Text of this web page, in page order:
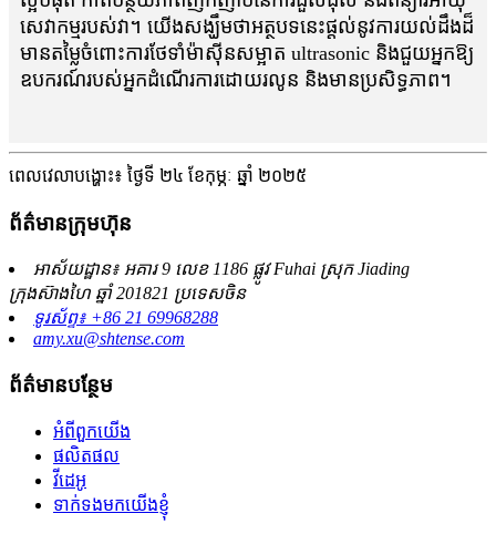
សេវាកម្មរបស់វា។ យើងសង្ឃឹមថាអត្ថបទនេះផ្តល់នូវការយល់ដឹងដ៏
មានតម្លៃចំពោះការថែទាំម៉ាស៊ីនសម្អាត ultrasonic និងជួយអ្នកឱ្យ
ឧបករណ៍របស់អ្នកដំណើរការដោយរលូន និងមានប្រសិទ្ធភាព។
ពេលវេលាបង្ហោះ៖ ថ្ងៃទី ២៤ ខែកុម្ភៈ ឆ្នាំ ២០២៥
ព័ត៌មានក្រុមហ៊ុន
អាស័យដ្ឋាន៖ អគារ 9 លេខ 1186 ផ្លូវ Fuhai ស្រុក Jiading
ក្រុងស៊ាងហៃ ឆ្នាំ 201821 ប្រទេសចិន
ទូរស័ព្ទ៖ +86 21 69968288
amy.xu@shtense.com
ព័ត៌មានបន្ថែម
អំពីពួកយើង
ផលិតផល
វីដេអូ
ទាក់ទងមកយើងខ្ញុំ